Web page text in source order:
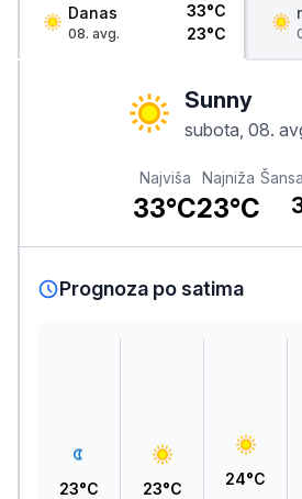
Danas
08. avg.
33°C
23°C
Sunny
subota, 08.
Najviša
33°C
Najniža
23°C
Prognoza po satima
23°C 23°C 24°C